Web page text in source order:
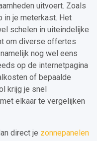
uitvoert. Zoals
in je meterkast. Het
schelen in uiteindelijke
om diverse offertes
nog wel eens
op de internetpagina
of bepaalde
krijg je snel
elkaar te vergelijken
direct je zonnepanelen